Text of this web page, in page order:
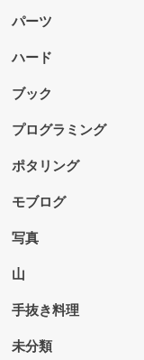
パーツ
ハード
ブック
プログラミング
ポタリング
モブログ
写真
山
手抜き料理
未分類